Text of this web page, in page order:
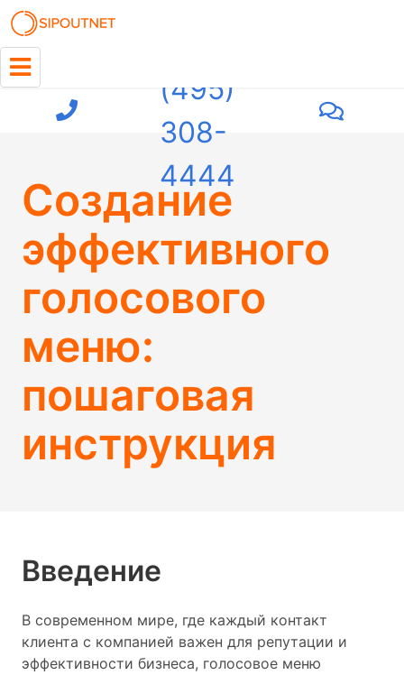
(495)
308-
4444
Создание
эффективного
голосового
меню:
пошаговая
инструкция
Введение
В современном мире, где каждый контакт
клиента с компанией важен для репутации и
эффективности бизнеса, голосовое меню